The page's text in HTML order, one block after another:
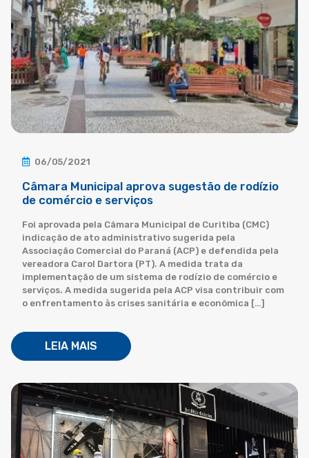
06/05/2021
Câmara Municipal aprova sugestão de rodízio
de comércio e serviços
Foi aprovada pela Câmara Municipal de Curitiba (CMC)
indicação de ato administrativo sugerida pela
Associação Comercial do Paraná (ACP) e defendida pela
vereadora Carol Dartora (PT). A medida trata da
implementação de um sistema de rodízio de comércio e
serviços. A medida sugerida pela ACP visa contribuir com
o enfrentamento às crises sanitária e econômica […]
LEIA MAIS